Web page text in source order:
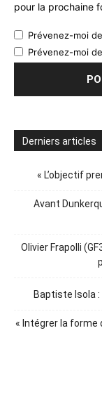
pour la prochaine
Prévenez-moi
Prévenez-moi
Derniers articles
« L’objectif
Avant
Olivier Frapolli
Baptiste Isola
« Intégrer la forme